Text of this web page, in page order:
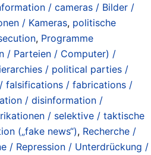
/ cameras / Bilder /
/ Kameras, politische
, Programme
/ Parteien / Computer) /
/ political parties /
falsifications / fabrications /
/ disinformation /
/ selektive / taktische
(„fake news“), Recherche /
/ Repression / Unterdrückung /